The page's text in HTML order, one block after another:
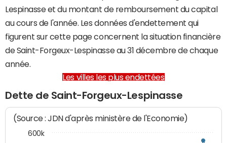
Lespinasse et du montant de remboursement du capital
au cours de l'année. Les données d'endettement qui
figurent sur cette page concernent la situation financière
de Saint-Forgeux-Lespinasse au 31 décembre de chaque
année.
Les villes les plus endettées
Dette de Saint-Forgeux-Lespinasse
(Source : JDN d'après ministère de l'Economie)
600k